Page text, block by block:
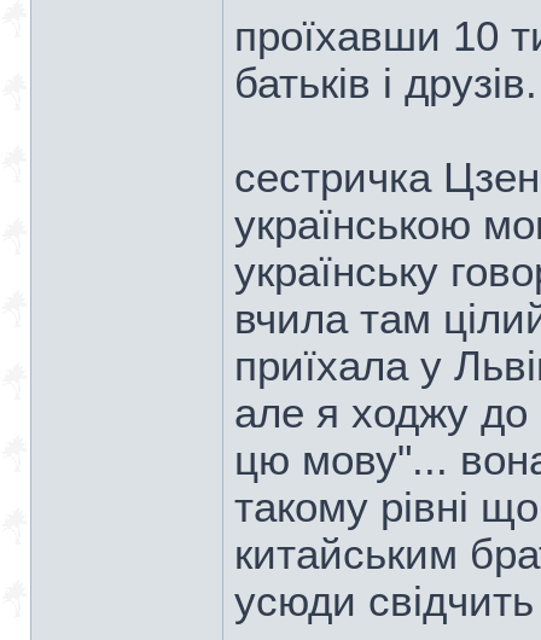
проїхавши 10
батьків і
сестричка
українською
українську
вчила там
приїхала у
але я ходжу до
цю мову"...
такому рівні
китайським
усюди